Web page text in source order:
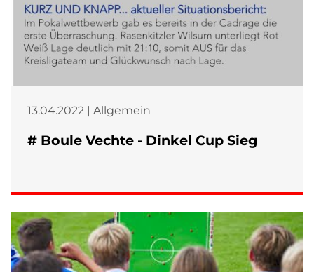
13.04.2022 | Allgemein
# Boule Vechte - Dinkel Cup Sieg